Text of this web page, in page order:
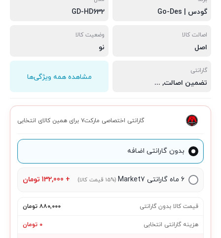
گودس | Go-Des GD-HD632
اصالت کالا
اصل
وضعیت کالا
نو
گارانتی
تضمین اصالت ,
سلامت فیزیکی
مشاهده همه ویژگی‌ها
گارانتی اختصاصی مارکت۷ برای همین کالای انتخابی
بدون گارانتی اضافه
۶ ماه گارانتی Market7 (15% قیمت کالا) +
132,000 تومان
قیمت کالا بدون گارانتی ۸۸۰٬۰۰۰ تومان
هزینه گارانتی انتخابی ۰ تومان